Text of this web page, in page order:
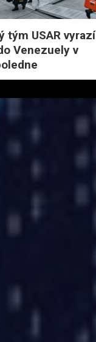
tým USAR vyrazí
Venezuely v